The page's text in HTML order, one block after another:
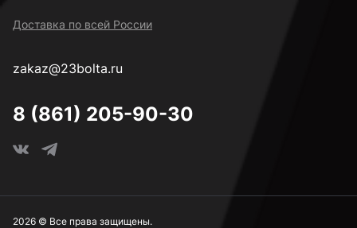
Доставка по всей России
zakaz@23bolta.ru
8 (861) 205-90-30
2026 © Все права защищены.